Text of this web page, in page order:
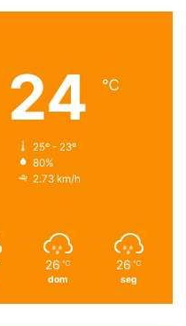
24 ℃
25º - 23º
80%
2.73 km/h
26 ℃
dom
26 ℃
seg